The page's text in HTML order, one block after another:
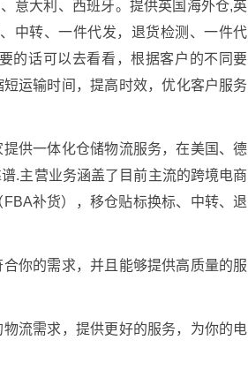
意大利、西班牙。提供英国海外仓,英
中转、一件代发，退货检测、一件代
的话可以去看看，根据客户的不同要
运输时间，提高时效，优化客户服务
供一体化仓储物流服务，在美国、德
.主营业务涵盖了目前主流的跨境电商
补货），移仓贴标换标、中转、退
你的需求，并且能够提供高质量的服
流需求，提供更好的服务，为你的电